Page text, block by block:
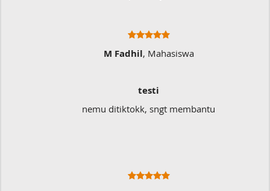
M Fadhil, Mahasiswa
testi
nemu ditiktokk, sngt membantu